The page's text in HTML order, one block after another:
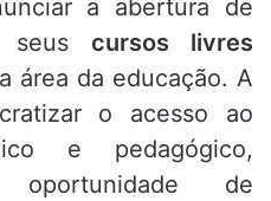
a abertura de
seus cursos livres
área da educação. A
o acesso ao
e pedagógico,
oportunidade de